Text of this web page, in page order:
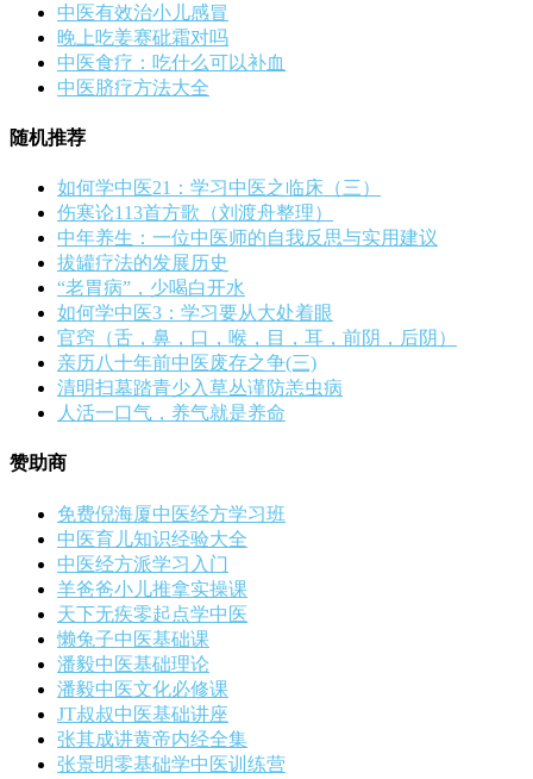
中医有效治小儿感冒
晚上吃姜赛砒霜对吗
中医食疗：吃什么可以补血
中医脐疗方法大全
随机推荐
如何学中医21：学习中医之临床（三）
伤寒论113首方歌（刘渡舟整理）
中年养生：一位中医师的自我反思与实用建议
拔罐疗法的发展历史
“老胃病”，少喝白开水
如何学中医3：学习要从大处着眼
官窍（舌，鼻，口，喉，目，耳，前阴，后阴）
亲历八十年前中医废存之争(三)
清明扫墓踏青少入草丛谨防恙虫病
人活一口气，养气就是养命
赞助商
免费倪海厦中医经方学习班
中医育儿知识经验大全
中医经方派学习入门
羊爸爸小儿推拿实操课
天下无疾零起点学中医
懒兔子中医基础课
潘毅中医基础理论
潘毅中医文化必修课
JT叔叔中医基础讲座
张其成讲黄帝内经全集
张景明零基础学中医训练营